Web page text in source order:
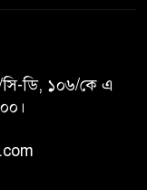
ডি, ১০৬/কে এ